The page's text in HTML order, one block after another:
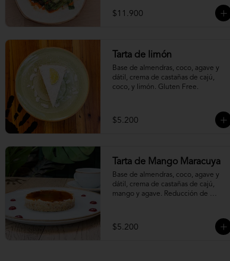
$11.900
Tarta de limón
Base de almendras, coco, agave y
dátil, crema de castañas de cajú,
coco, y limón. Gluten Free.
$5.200
Tarta de Mango Maracuya
Base de almendras, coco, agave y
dátil, crema de castañas de cajú,
mango y agave. Reducción de
$5.200